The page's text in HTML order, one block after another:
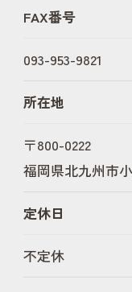
FAX番号
093-953-9821
所在地
〒800-0222
福岡県北九州市
定休日
不定休